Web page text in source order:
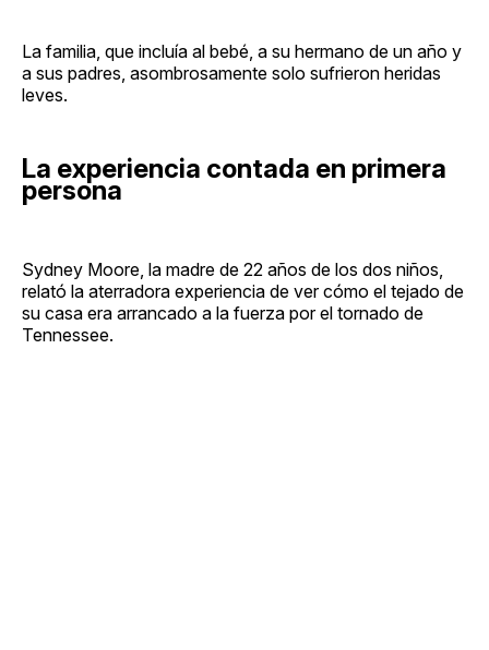
La familia, que incluía al bebé, a su hermano de un año y
a sus padres, asombrosamente solo sufrieron heridas
leves.
La experiencia contada en primera
persona
Sydney Moore, la madre de 22 años de los dos niños,
relató la aterradora experiencia de ver cómo el tejado de
su casa era arrancado a la fuerza por el tornado de
Tennessee.